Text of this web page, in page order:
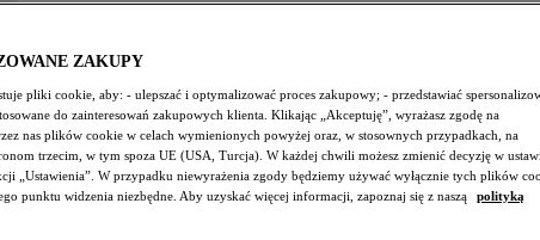
ZAKUPY
pliki cookie, aby: - ulepszać i optymalizować proces zakupowy; - przedstawiać
do zainteresowań zakupowych klienta. Klikając „Akceptuję”, wyrażasz zgodę na
nas plików cookie w celach wymienionych powyżej oraz, w stosownych przypadkach, na
trzecim, w tym spoza UE (USA, Turcja). W każdej chwili możesz zmienić decyzję w
„Ustawienia”. W przypadku niewyrażenia zgody będziemy używać wyłącznie tych plików
punktu widzenia niezbędne. Aby uzyskać więcej informacji, zapoznaj się z naszą
polityką